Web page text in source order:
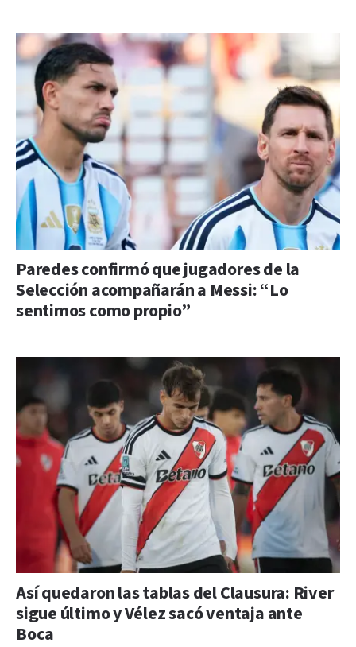
Paredes confirmó que jugadores de la
Selección acompañarán a Messi: “Lo
sentimos como propio”
Así quedaron las tablas del Clausura: River
sigue último y Vélez sacó ventaja ante
Boca